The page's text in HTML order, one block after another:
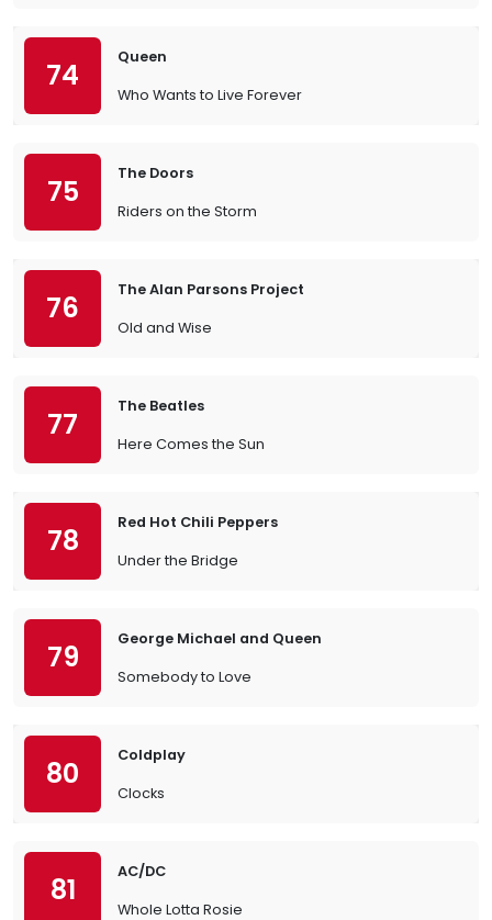
74
Queen
Who Wants to Live Forever
75
The Doors
Riders on the Storm
76
The Alan Parsons Project
Old and Wise
77
The Beatles
Here Comes the Sun
78
Red Hot Chili Peppers
Under the Bridge
79
George Michael and Queen
Somebody to Love
80
Coldplay
Clocks
81
AC/DC
Whole Lotta Rosie